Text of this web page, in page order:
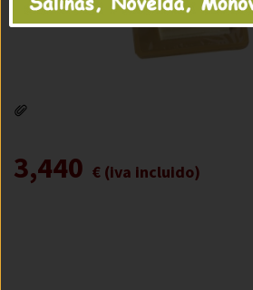
3,440 € (iva incluido)